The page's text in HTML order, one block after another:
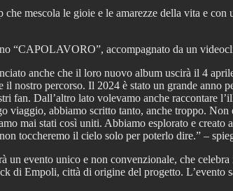
che mescola le gioie e le amarezze della vita e
“CAPOLAVORO”, accompagnato da un
anche che il loro nuovo album uscirà il 4
nostro percorso. Il 2024 è stato un grande anno
fan. Dall’altro lato volevamo anche raccontare
viaggio, abbiamo scritto tanto, anche troppo.
mai stati così uniti. Abbiamo esplorato e
toccheremo il cielo solo per poterlo dire.” –
un evento unico e non convenzionale, che
di Empoli, città di origine del progetto.